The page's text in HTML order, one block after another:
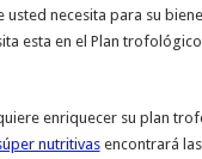
usted necesita para su
esta en el Plan
enriquecer su plan
nutritivasencontrará